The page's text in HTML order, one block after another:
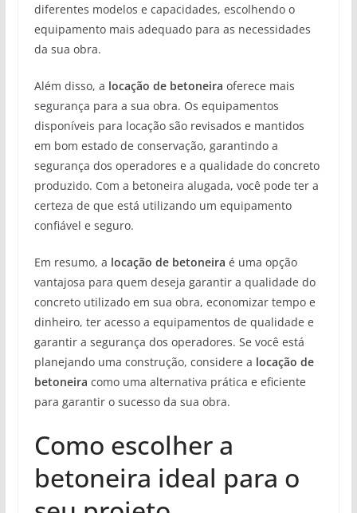
diferentes modelos e capacidades, escolhendo o
equipamento mais adequado para as necessidades
da sua obra.
Além disso, a locação de betoneira oferece mais
segurança para a sua obra. Os equipamentos
disponíveis para locação são revisados e mantidos
em bom estado de conservação, garantindo a
segurança dos operadores e a qualidade do concreto
produzido. Com a betoneira alugada, você pode ter a
certeza de que está utilizando um equipamento
confiável e seguro.
Em resumo, a locação de betoneira é uma opção
vantajosa para quem deseja garantir a qualidade do
concreto utilizado em sua obra, economizar tempo e
dinheiro, ter acesso a equipamentos de qualidade e
garantir a segurança dos operadores. Se você está
planejando uma construção, considere a locação de
betoneira como uma alternativa prática e eficiente
para garantir o sucesso da sua obra.
Como escolher a
betoneira ideal para o